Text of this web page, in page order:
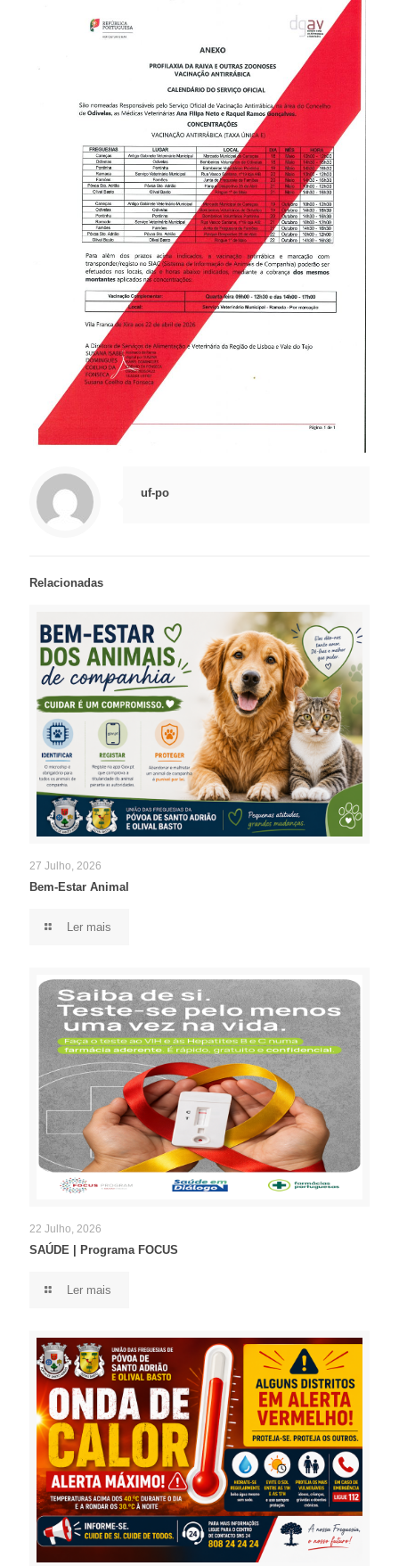
uf-po
Relacionadas
27 Julho, 2026
Bem-Estar Animal
Ler mais
22 Julho, 2026
SAÚDE | Programa FOCUS
Ler mais